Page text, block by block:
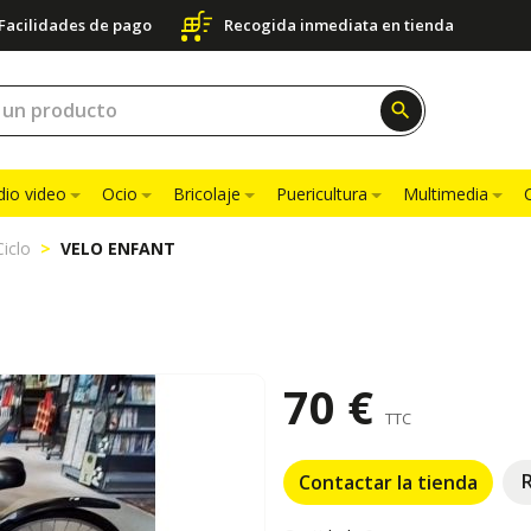
de pago Recogida inmediata en tienda
search
video Ocio Bricolaje Puericultura Multimedia
VELO ENFANT
70 € TTC
Contactar la tienda